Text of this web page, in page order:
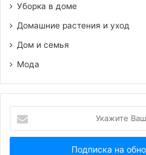
Уборка в доме
Домашние растения и уход
Дом и семья
Мода
Ваш
Email...